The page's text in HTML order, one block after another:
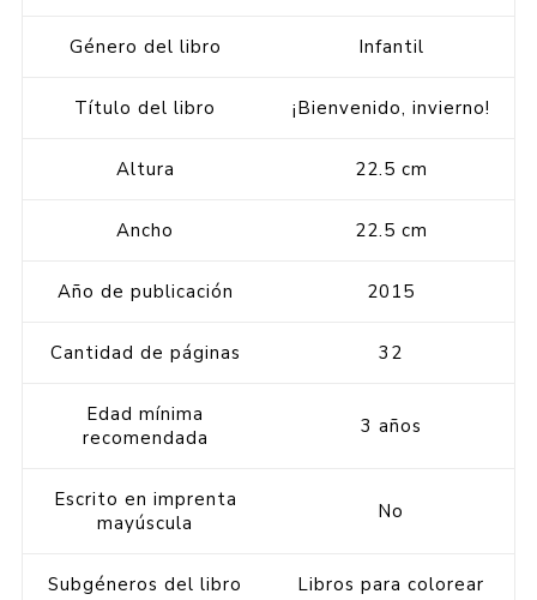
Género del libro Infantil
Título del libro ¡Bienvenido, invierno!
Altura 22.5 cm
Ancho 22.5 cm
Año de publicación 2015
Cantidad de páginas 32
Edad mínima
recomendada
3 años
Escrito en imprenta
mayúscula
No
Subgéneros del libro Libros para colorear